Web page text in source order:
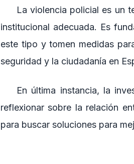
La violencia policial es un
institucional adecuada. Es
este tipo y tomen medidas
seguridad y la ciudadanía en
En última instancia, la
reflexionar sobre la relación
para buscar soluciones para